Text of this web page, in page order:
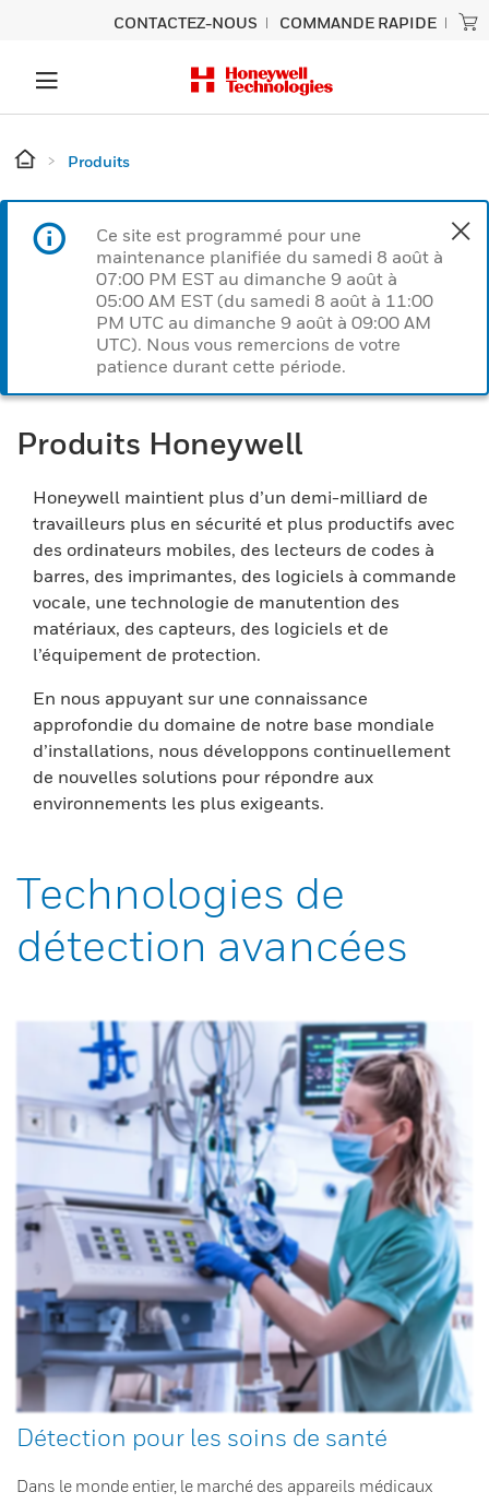
CONTACTEZ-NOUS COMMANDE RAPIDE
Produits
Ce site est programmé pour une
maintenance planifiée du samedi 8 août à
07:00 PM EST au dimanche 9 août à
05:00 AM EST (du samedi 8 août à 11:00
PM UTC au dimanche 9 août à 09:00 AM
UTC). Nous vous remercions de votre
patience durant cette période.
Produits Honeywell
Honeywell maintient plus d’un demi-milliard de
travailleurs plus en sécurité et plus productifs avec
des ordinateurs mobiles, des lecteurs de codes à
barres, des imprimantes, des logiciels à commande
vocale, une technologie de manutention des
matériaux, des capteurs, des logiciels et de
l’équipement de protection.
En nous appuyant sur une connaissance
approfondie du domaine de notre base mondiale
d’installations, nous développons continuellement
de nouvelles solutions pour répondre aux
environnements les plus exigeants.
Technologies de
détection avancées
Détection pour les soins de santé
Dans le monde entier, le marché des appareils médicaux